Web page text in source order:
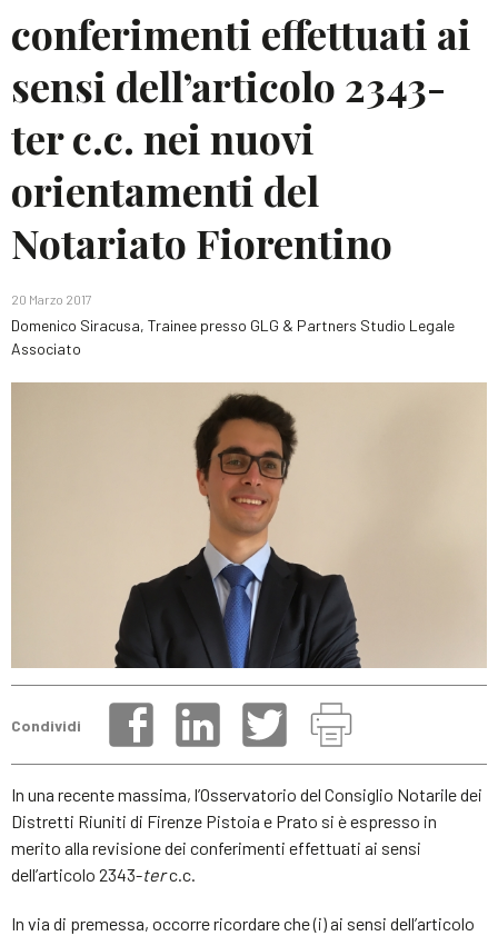
conferimenti effettuati ai
sensi dell’articolo 2343-
ter c.c. nei nuovi
orientamenti del
Notariato Fiorentino
20 Marzo 2017
Domenico Siracusa, Trainee presso GLG & Partners Studio Legale
Associato
Condividi
In una recente massima, l’Osservatorio del Consiglio Notarile dei
Distretti Riuniti di Firenze Pistoia e Prato si è espresso in
merito alla revisione dei conferimenti effettuati ai sensi
dell’articolo 2343-terc.c.
In via di premessa, occorre ricordare che (i) ai sensi dell’articolo